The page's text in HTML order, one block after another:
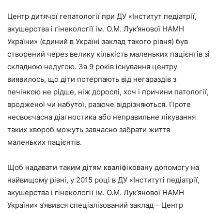
Центр дитячої гепатології при ДУ «Інститут педіатрії,
акушерства і гінекології ім. О.М. Лук’янової НАМН
України» (єдиний в Україні заклад такого рівня) був
створений через велику кількість маленьких пацієнтів зі
складною недугою. За 9 років існування центру
виявилось, що діти потерпають від негараздів з
печінкою не рідше, ніж дорослі, хоч і причини патології,
вродженої чи набутої, разюче відрізняються. Проте
несвоєчасна діагностика або неправильне лікування
таких хвороб можуть завчасно забрати життя
маленьких пацієнтів.
Щоб надавати таким дітям кваліфіковану допомогу на
найвищому рівні, у 2015 році в ДУ «Інституті педіатрії,
акушерства і гінекології ім. О.М. Лук’янової НАМН
України» з’явився спеціалізований заклад – Центр